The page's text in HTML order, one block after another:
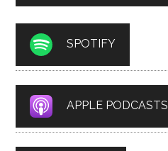
SPOTIFY
APPLE PODCASTS